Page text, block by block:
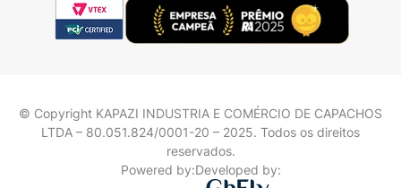
© Copyright KAPAZI INDUSTRIA E COMÉRCIO DE CAPACHOS
LTDA – 80.051.824/0001-20 – 2025. Todos os direitos
reservados.
Powered by:Developed by: